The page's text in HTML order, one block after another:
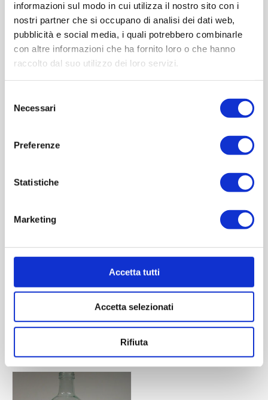
informazioni sul modo in cui utilizza il nostro sito con i
nostri partner che si occupano di analisi dei dati web,
pubblicità e social media, i quali potrebbero combinarle
con altre informazioni che ha fornito loro o che hanno
raccolto dal suo utilizzo dei loro servizi.
delNecessari
Preferenze
Statistiche
Marketing
Accetta tutti
Accetta selezionati
Rifiuta
Contattaci Contattaci
Olio Quadro 750 ml
Contattaci
Olio Quadro 500 ml
Contattaci